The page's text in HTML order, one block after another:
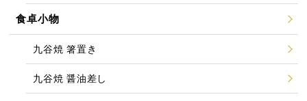
食卓小物
九谷焼 箸置き
九谷焼 醤油差し